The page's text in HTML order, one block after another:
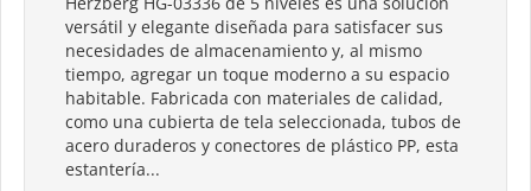
versátil y elegante diseñada para satisfacer sus
necesidades de almacenamiento y, al mismo
tiempo, agregar un toque moderno a su espacio
habitable. Fabricada con materiales de calidad,
como una cubierta de tela seleccionada, tubos de
acero duraderos y conectores de plástico PP, esta
estantería...